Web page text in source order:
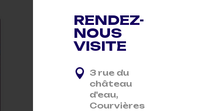
RENDEZ-
NOUS
VISITE
 3 rue du
château
d'eau,
Courvières